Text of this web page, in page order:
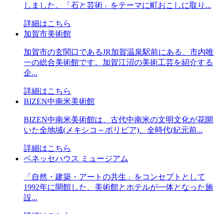
しました。「石と芸術」をテーマに町おこしに取り...
詳細はこちら
加賀市美術館
加賀市の玄関口であるJR加賀温泉駅前にある、市内唯
一の総合美術館です。加賀江沼の美術工芸を紹介する
企...
詳細はこちら
BIZEN中南米美術館
BIZEN中南米美術館は、古代中南米の文明文化が花開
いた全地域(メキシコ～ボリビア)、全時代(紀元前...
詳細はこちら
ベネッセハウス ミュージアム
「自然・建築・アートの共生」をコンセプトとして
1992年に開館した、美術館とホテルが一体となった施
設...